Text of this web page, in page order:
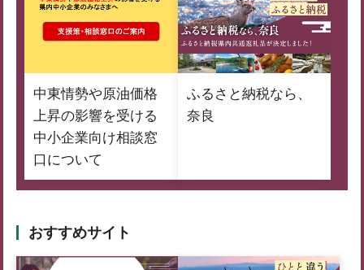
中東情勢や原油価格
上昇の影響を受ける
中小企業向け相談窓
口について
ふるさと納税なら、
奈良
おすすめサイト